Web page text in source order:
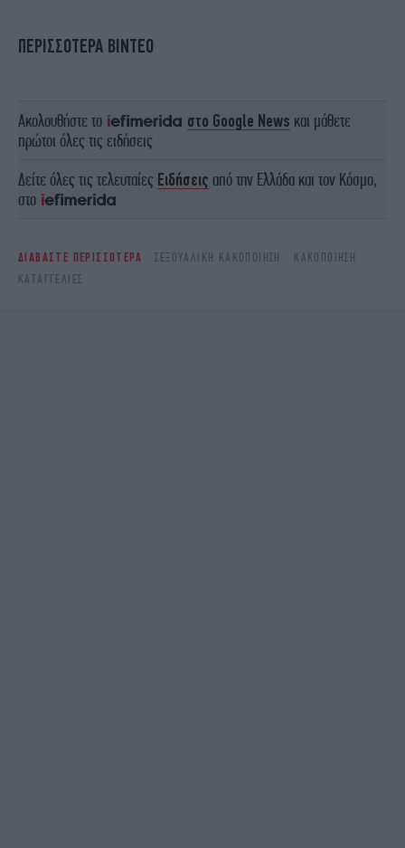
ΠΕΡΙΣΣΟΤΕΡΑ ΒΙΝΤΕΟ
Ακολουθήστε το στο Google News και μάθετε
πρώτοι όλες τις ειδήσεις
Δείτε όλες τις τελευταίες Ειδήσεις από την Ελλάδα και τον Κόσμο,
στο
ΔΙΑΒΑΣΤΕ ΠΕΡΙΣΣΟΤΕΡΑ ΣΕΞΟΥΑΛΙΚΉ ΚΑΚΟΠΟΊΗΣΗ
ΚΑΚΟΠΟΊΗΣΗ
ΚΑΤΑΓΓΕΛΊΕΣ